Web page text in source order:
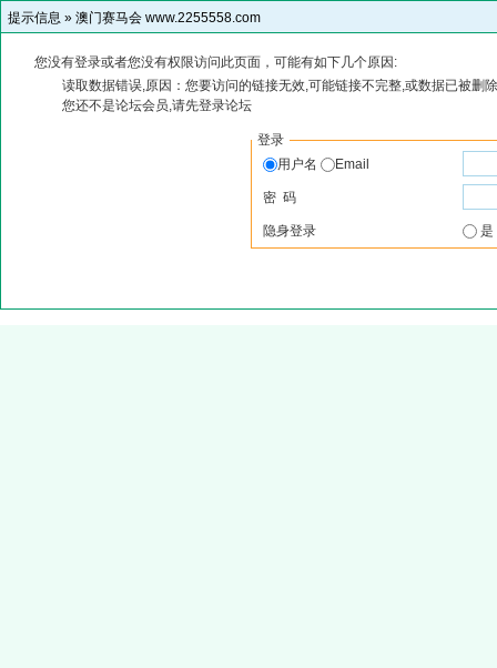
提示信息 » 澳门赛马会 www.2255558.com
您没有登录或者您没有权限访问此页面，可能有如下几个原因:
读取数据错误,原因：您要访问的链接无效,可能链接不完整,或数据已被删
您还不是论坛会员,请先登录论坛
登录
用户名
Email
密 码
隐身登录